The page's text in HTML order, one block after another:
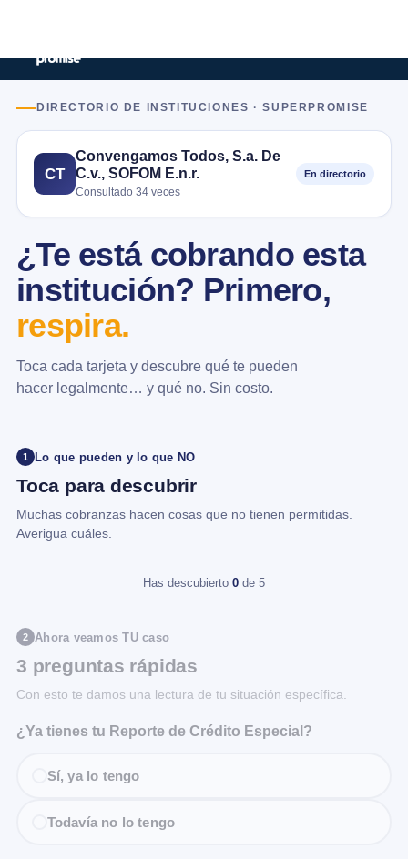
DIRECTORIO DE INSTITUCIONES · SUPERPROMISE
CT
Convengamos Todos, S.a. De
C.v., SOFOM E.n.r.
Consultado 34 veces
En directorio
¿Te está cobrando esta
institución? Primero,
respira.
Toca cada tarjeta y descubre qué te pueden
hacer legalmente… y qué no. Sin costo.
1 Lo que pueden y lo que NO
Toca para descubrir
Muchas cobranzas hacen cosas que no tienen permitidas.
Averigua cuáles.
Has descubierto 0 de 5
2 Ahora veamos TU caso
3 preguntas rápidas
Con esto te damos una lectura de tu situación específica.
¿Ya tienes tu Reporte de Crédito Especial?
Sí, ya lo tengo
Todavía no lo tengo